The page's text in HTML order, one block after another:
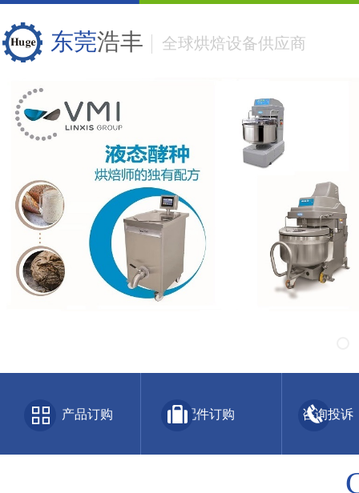
东莞浩丰 全球烘焙设备供应商
产品订购 配件订购 咨询投诉